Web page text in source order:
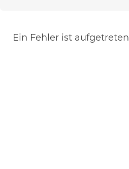
Ein Fehler ist aufgetreten